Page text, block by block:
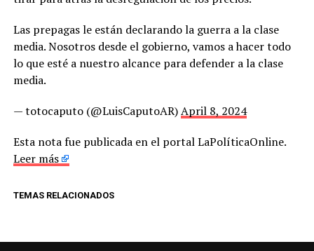
Las prepagas le están declarando la guerra a la clase
media. Nosotros desde el gobierno, vamos a hacer todo
lo que esté a nuestro alcance para defender a la clase
media.
— totocaputo (@LuisCaputoAR)April 8, 2024
Esta nota fue publicada en el portal LaPolíticaOnline.
Leer más
TEMAS RELACIONADOS